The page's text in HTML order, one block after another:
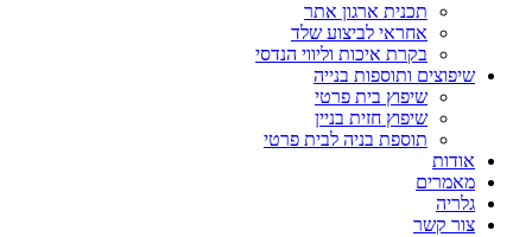
תכנית ארגון אתר
אחראי לביצוע שלד
בקרת איכות וליווי הנדסי
שיפוצים ותוספות בנייה
שיפוץ בית פרטי
שיפוץ חזית בניין
תוספת בניה לבית פרטי
אודות
מאמרים
גלריה
צור קשר